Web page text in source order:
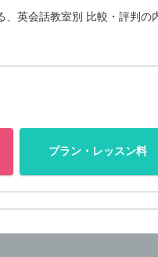
、英会話教室別 比較・評判
プラン・レッスン料